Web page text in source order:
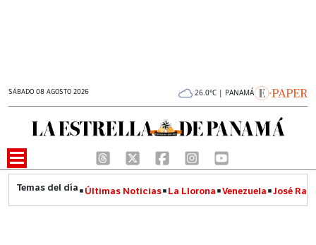
SÁBADO 08 AGOSTO 2026 26.0°C | PANAMÁ
Últimas Noticias La Llorona Venezuela José